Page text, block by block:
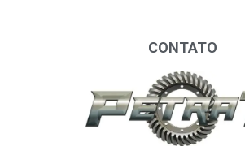
CONTATO